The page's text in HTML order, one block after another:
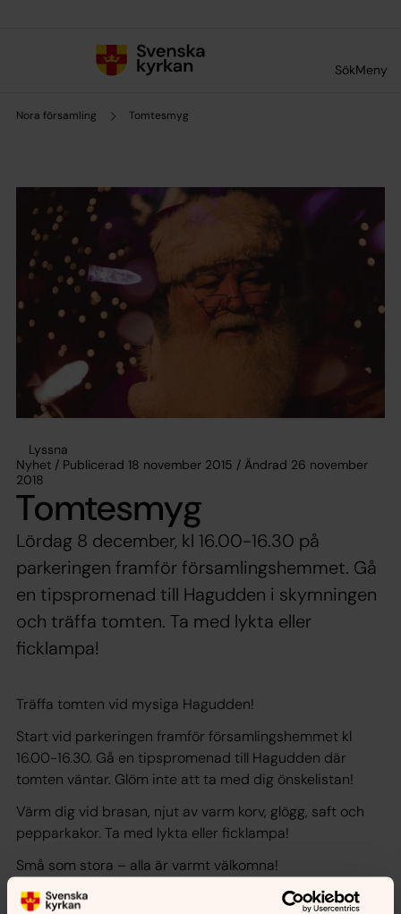
SökMeny
Nora församling Tomtesmyg
Lyssna
Nyhet / Publicerad 18 november 2015 / Ändrad 26 november
2018
Tomtesmyg
Lördag 8 december, kl 16.00-16.30 på
parkeringen framför församlingshemmet. Gå
en tipspromenad till Hagudden i skymningen
och träffa tomten. Ta med lykta eller
ficklampa!
Träffa tomten vid mysiga Hagudden!
Start vid parkeringen framför församlingshemmet kl
16.00-16.30. Gå en tipspromenad till Hagudden där
tomten väntar. Glöm inte att ta med dig önskelistan!
Värm dig vid brasan, njut av varm korv, glögg, saft och
pepparkakor. Ta med lykta eller ficklampa!
Små som stora – alla är varmt välkomna!